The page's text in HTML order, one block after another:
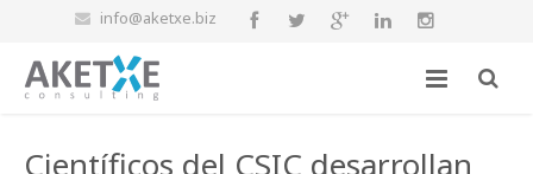
info@aketxe.biz
Científicos del CSIC desarrollan